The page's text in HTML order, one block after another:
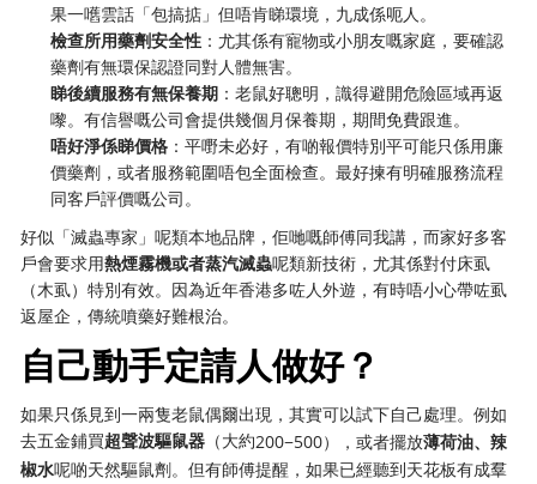
果一嚿雲話「包搞掂」但唔肯睇環境，九成係呃人。
檢查所用藥劑安全性 ：尤其係有寵物或小朋友嘅家庭，要確認
藥劑有無環保認證同對人體無害。
睇後續服務有無保養期 ：老鼠好聰明，識得避開危險區域再返
嚟。有信譽嘅公司會提供幾個月保養期，期間免費跟進。
唔好淨係睇價格 ：平嘢未必好，有啲報價特別平可能只係用廉
價藥劑，或者服務範圍唔包全面檢查。最好揀有明確服務流程
同客戶評價嘅公司。
好似「滅蟲專家」呢類本地品牌，佢哋嘅師傅同我講，而家好多客
戶會要求用熱煙霧機或者蒸汽滅蟲呢類新技術，尤其係對付床虱
（木虱）特別有效。因為近年香港多咗人外遊，有時唔小心帶咗虱
返屋企，傳統噴藥好難根治。
自己動手定請人做好？
如果只係見到一兩隻老鼠偶爾出現，其實可以試下自己處理。例如
去五金鋪買超聲波驅鼠器 （大約200−500），或者擺放薄荷油、辣
椒水呢啲天然驅鼠劑。但有師傅提醒，如果已經聽到天花板有成羣